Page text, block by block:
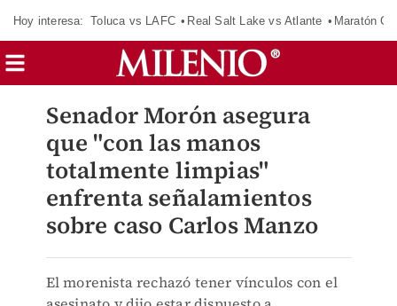
Hoy interesa: Toluca vs LAFC Real Salt Lake vs Atlante Maratón
Senador Morón asegura
que "con las manos
totalmente limpias"
enfrenta señalamientos
sobre caso Carlos Manzo
El morenista rechazó tener vínculos con el